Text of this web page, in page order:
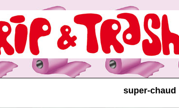
super-chaud